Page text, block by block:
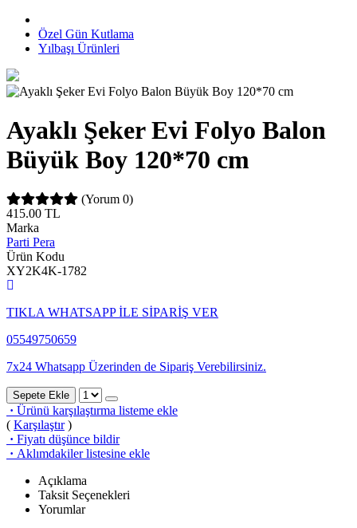
Özel Gün Kutlama
Yılbaşı Ürünleri
Ayaklı Şeker Evi Folyo Balon
Büyük Boy 120*70 cm
(Yorum 0)
415.00 TL
Marka
Parti Pera
Ürün Kodu
XY2K4K-1782
TIKLA WHATSAPP İLE SİPARİŞ VER
05549750659
7x24 Whatsapp Üzerinden de Sipariş Verebilirsiniz.
Sepete Ekle
· Ürünü karşılaştırma listeme ekle
( Karşılaştır)
· Fiyatı düşünce bildir
· Aklımdakiler listesine ekle
Açıklama
Taksit Seçenekleri
Yorumlar